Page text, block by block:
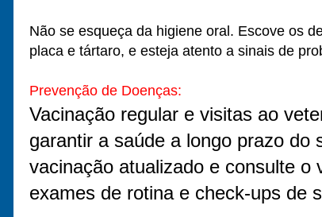
Não se esqueça da higiene oral. Escove os
placa e tártaro, e esteja atento a sinais de
Prevenção de Doenças:
Vacinação regular e visitas ao
garantir a saúde a longo prazo do
vacinação atualizado e consulte o
exames de rotina e check-ups de